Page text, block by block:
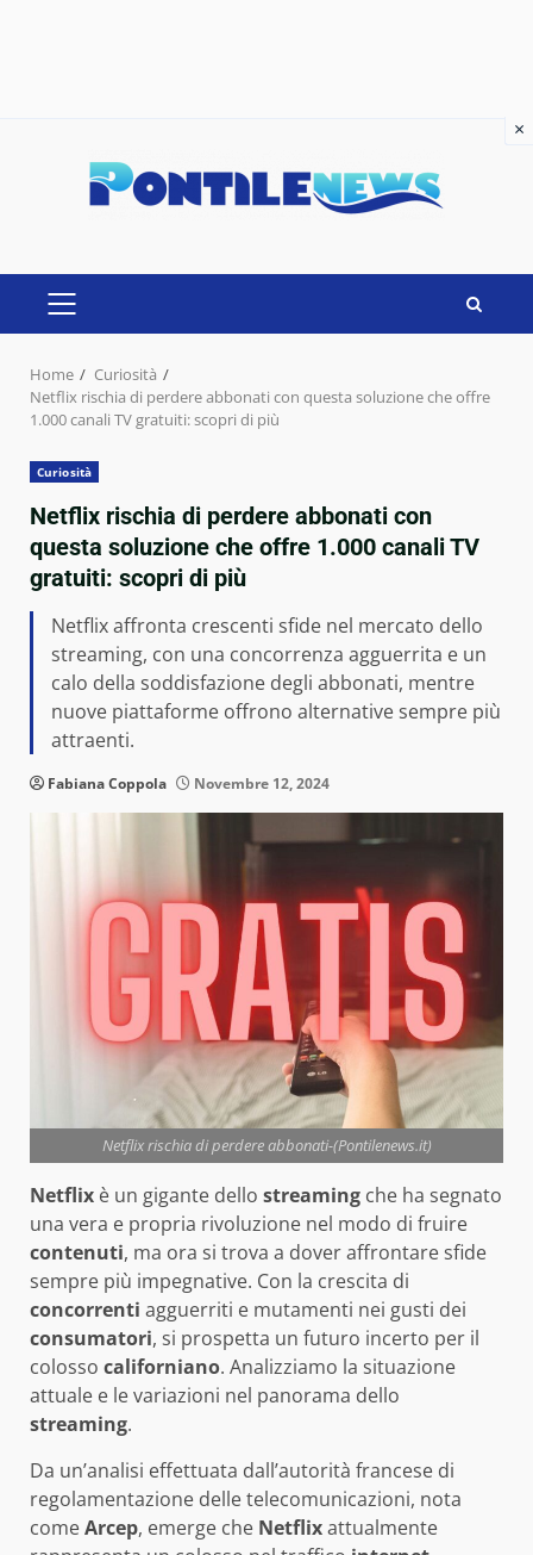
×
PRIMARY
Home
Curiosità
Netflix rischia di perdere abbonati con questa soluzione che offre
1.000 canali TV gratuiti: scopri di più
Curiosità
Netflix rischia di perdere abbonati con
questa soluzione che offre 1.000 canali TV
gratuiti: scopri di più
Netflix affronta crescenti sfide nel mercato dello
streaming, con una concorrenza agguerrita e un
calo della soddisfazione degli abbonati, mentre
nuove piattaforme offrono alternative sempre più
attraenti.
Fabiana Coppola Novembre 12, 2024
Netflix rischia di perdere abbonati-(Pontilenews.it)
Netflix è un gigante dello streaming che ha segnato
una vera e propria rivoluzione nel modo di fruire
contenuti, ma ora si trova a dover affrontare sfide
sempre più impegnative. Con la crescita di
concorrenti agguerriti e mutamenti nei gusti dei
consumatori, si prospetta un futuro incerto per il
colosso californiano. Analizziamo la situazione
attuale e le variazioni nel panorama dello
streaming.
Da un’analisi effettuata dall’autorità francese di
regolamentazione delle telecomunicazioni, nota
comeArcep, emerge che Netflixattualmente
×